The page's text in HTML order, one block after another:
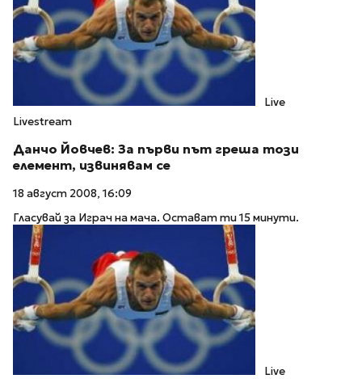
Live
Livestream
Данчо Йовчев: За първи път греша този
елемент, извинявам се
18 август 2008, 16:09
Гласувай за Играч на мача. Остават ти 15 минути.
Live